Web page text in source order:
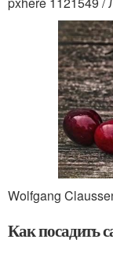
Wolfgang
Как посадить